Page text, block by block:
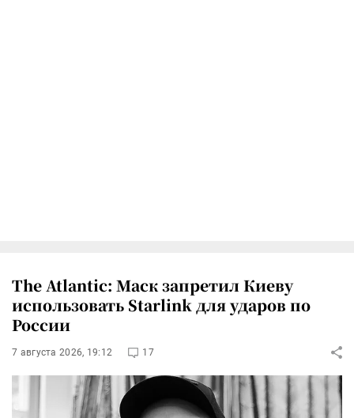
The Atlantic: Маск запретил Киеву
использовать Starlink для ударов по
России
7 августа 2026, 19:12 17